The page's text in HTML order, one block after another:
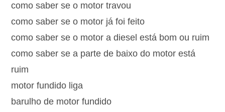
como saber se o motor travou
como saber se o motor já foi feito
como saber se o motor a diesel está bom ou ruim
como saber se a parte de baixo do motor está
ruim
motor fundido liga
barulho de motor fundido